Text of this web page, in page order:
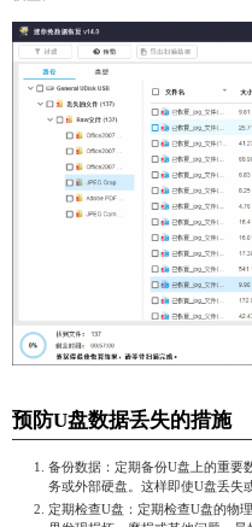
预防U盘数据丢失的措施
备份数据：定期备份U盘上的重要
务或外部硬盘。这样即使U盘丢失
定期检查U盘：定期检查U盘的物